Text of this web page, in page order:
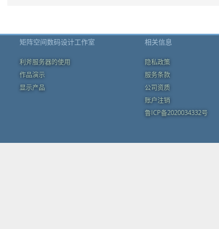
矩阵空间数码设计工作室
利斧服务器的使用
作品演示
显示产品
相关信息
隐私政策
服务条款
公司资质
账户注销
鲁ICP备2020034332号